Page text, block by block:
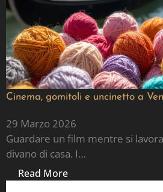
Cinema, gomitoli e uncinetto a
29 Marzo 2026
Guardare un film mentre si
divano di casa. I…
Read More